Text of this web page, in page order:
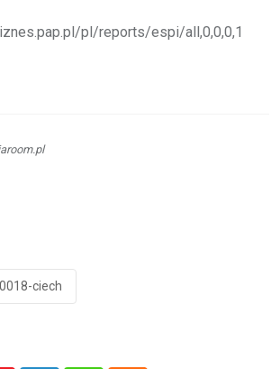
pl/reports/espi/all,0,0,0,1
ciech